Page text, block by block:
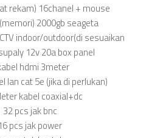
rekam) 16chanel + mouse
2000gb seageta
indoor/outdoor(di sesuaikan
12v 20a box panel
hdmi 3meter
lan cat 5e (jika di perlukan)
kabel coaxial+dc
32 pcs jak bnc
pcs jak power